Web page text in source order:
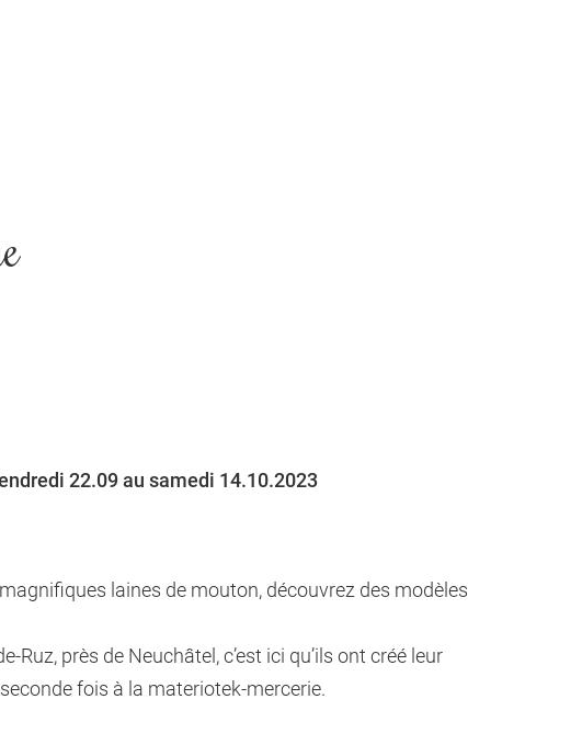
22.09 au samedi 14.10.2023
laines de mouton, découvrez des modèles
près de Neuchâtel, c’est ici qu’ils ont créé leur
fois à la materiotek-mercerie.